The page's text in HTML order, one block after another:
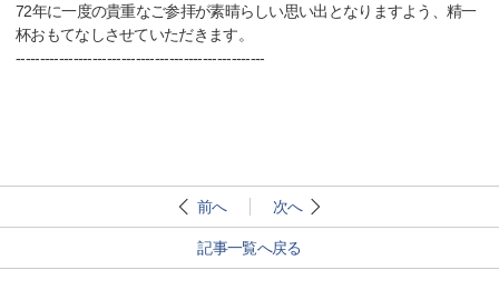
72年に一度の貴重なご参拝が素晴らしい思い出となりますよう、精一
杯おもてなしさせていただきます。
----------------------------------------------------
前へ 次へ
記事一覧へ戻る